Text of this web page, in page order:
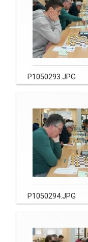
P1050293.JPG
P1050294.JPG